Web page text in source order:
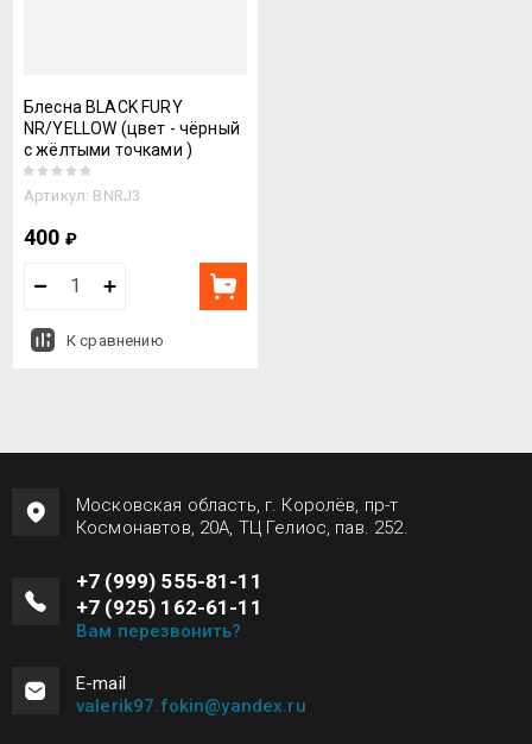
Блесна BLACK FURY
NR/YELLOW (цвет - чёрный
с жёлтыми точками )
Артикул: BNRJ3
400 ₽
К сравнению
Московская область, г. Королёв, пр-т
Космонавтов, 20А, ТЦ Гелиос, пав. 252.
+7 (999) 555-81-11
+7 (925) 162-61-11
Вам перезвонить?
Е-mail
valerik97.fokin@yandex.ru